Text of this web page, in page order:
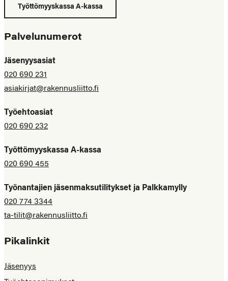
Työttömyyskassa A-kassa
Palvelunumerot
Jäsenyysasiat
020 690 231
asiakirjat@rakennusliitto.fi
Työehtoasiat
020 690 232
Työttömyyskassa A-kassa
020 690 455
Työnantajien jäsenmaksutilitykset ja Palkkamylly
020 774 3344
ta-tilit@rakennusliitto.fi
Pikalinkit
Jäsenyys